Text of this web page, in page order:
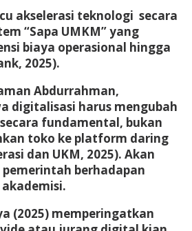
akselerasi teknologi secara
“Sapa UMKM” yang
biaya operasional hingga
2025).
Abdurrahman,
digitalisasi harus mengubah
fundamental, bukan
toko ke platform daring
dan UKM, 2025). Akan
berhadapan
(2025) memperingatkan